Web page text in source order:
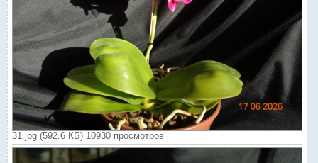
31.jpg (592.6 КБ) 10930 просмотров